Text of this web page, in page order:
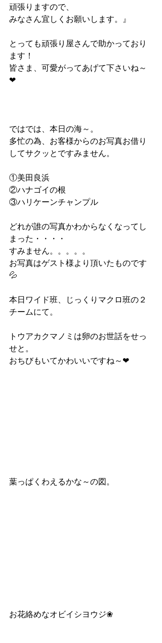
頑張りますので、
みなさん宜しくお願いします。』
とっても頑張り屋さんで助かっており
ます！
皆さま、可愛がってあげて下さいね～
❤
ではでは、本日の海～。
多忙の為、お客様からのお写真お借り
してサクッとですみません。
①美田良浜
②ハナゴイの根
③ハリケーンチャンプル
どれが誰の写真かわからなくなってし
まった・・・・
すみません。。。。。
お写真はゲスト様より頂いたものです
💦
本日ワイド班、じっくりマクロ班の２
チームにて。
トウアカクマノミは卵のお世話をせっ
せと。
おちびもいてかわいいですね～❤
葉っぱくわえるかな～の図。
お花絡めなオビイシヨウジ❀